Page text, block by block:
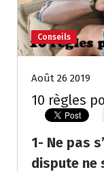
Conseils
Août 26 2019
10 règles
1- Ne pas
dispute ne